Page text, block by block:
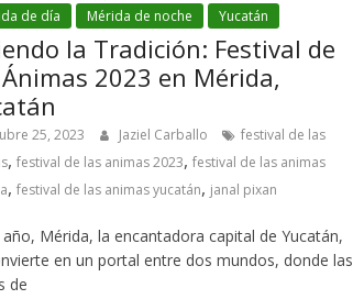
de día Mérida de noche Yucatán
la Tradición: Festival de
2023 en Mérida,
25, 2023 Jaziel Carballo
festival de las
, festival de las animas 2023, festival de las animas
, festival de las animas yucatán, janal pixan
año, Mérida, la encantadora capital de Yucatán,
en un portal entre dos mundos, donde las
de